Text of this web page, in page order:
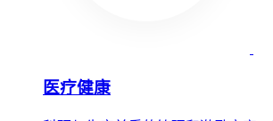
医疗健康